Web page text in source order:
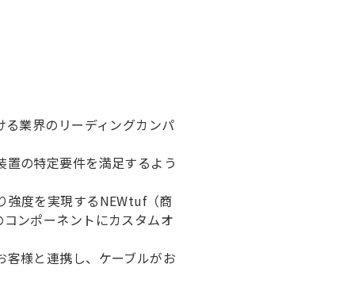
業界のリーディングカンパ
の特定要件を満足するよう
強度を実現するNEWtuf（商
ンポーネントにカスタムオ
様と連携し、ケーブルがお